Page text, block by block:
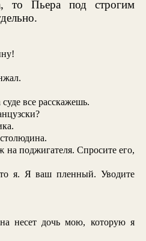
то Пьера под строгим
все расскажешь.
поджигателя. Спросите его,
я. Я ваш пленный. Уводите
несет дочь мою, которую я